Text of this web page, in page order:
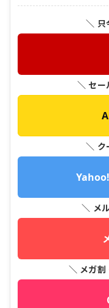
＼ 只
＼ セー
＼ ク
＼ メ
＼ メガ割